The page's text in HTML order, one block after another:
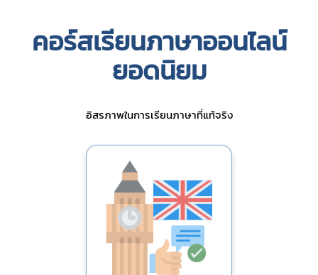
คอร์สเรียนภาษาออนไลน์
ยอดนิยม
อิสรภาพในการเรียนภาษาที่แท้จริง